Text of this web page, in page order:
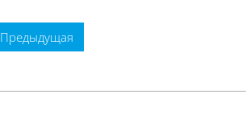
Предыдущая